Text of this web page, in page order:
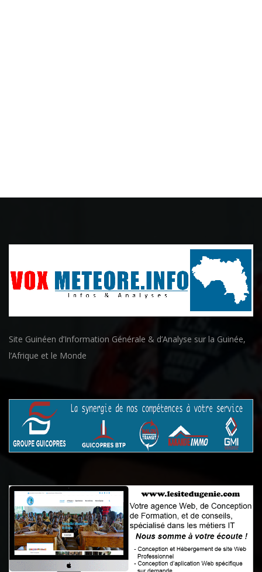
Site Guinéen d’Information Générale & d’Analyse sur la Guinée,
l’Afrique et le Monde